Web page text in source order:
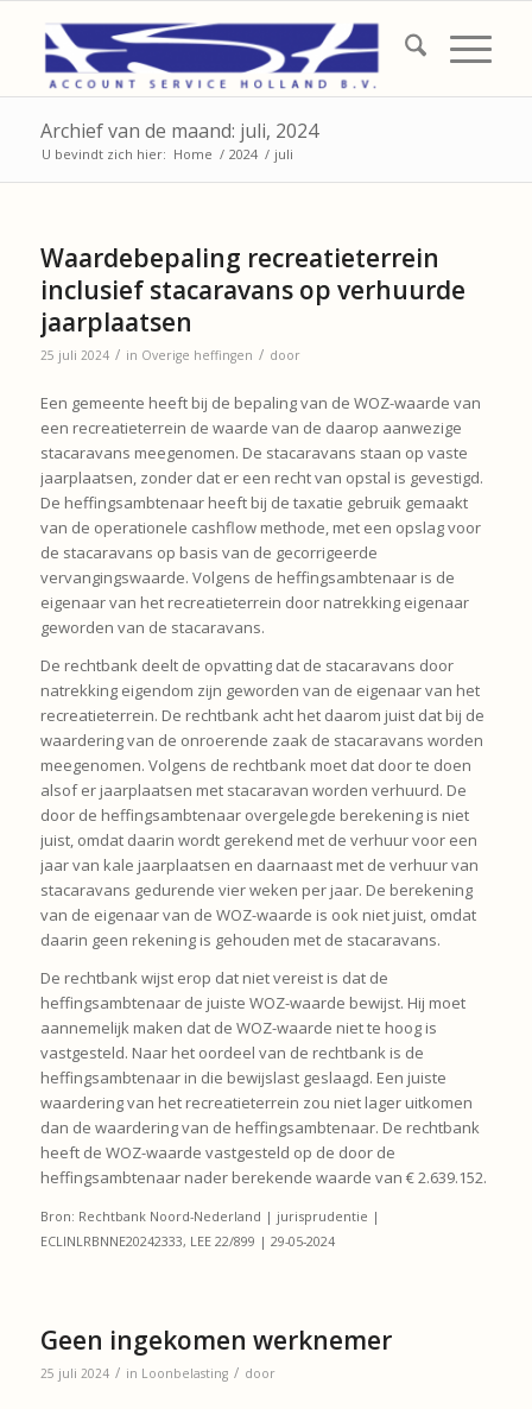
Archief van de maand: juli, 2024
U bevindt zich hier: Home / 2024 / juli
Waardebepaling recreatieterrein
inclusief stacaravans op verhuurde
jaarplaatsen
25 juli 2024 / in Overige heffingen / door
Een gemeente heeft bij de bepaling van de WOZ-waarde van
een recreatieterrein de waarde van de daarop aanwezige
stacaravans meegenomen. De stacaravans staan op vaste
jaarplaatsen, zonder dat er een recht van opstal is gevestigd.
De heffingsambtenaar heeft bij de taxatie gebruik gemaakt
van de operationele cashflow methode, met een opslag voor
de stacaravans op basis van de gecorrigeerde
vervangingswaarde. Volgens de heffingsambtenaar is de
eigenaar van het recreatieterrein door natrekking eigenaar
geworden van de stacaravans.
De rechtbank deelt de opvatting dat de stacaravans door
natrekking eigendom zijn geworden van de eigenaar van het
recreatieterrein. De rechtbank acht het daarom juist dat bij de
waardering van de onroerende zaak de stacaravans worden
meegenomen. Volgens de rechtbank moet dat door te doen
alsof er jaarplaatsen met stacaravan worden verhuurd. De
door de heffingsambtenaar overgelegde berekening is niet
juist, omdat daarin wordt gerekend met de verhuur voor een
jaar van kale jaarplaatsen en daarnaast met de verhuur van
stacaravans gedurende vier weken per jaar. De berekening
van de eigenaar van de WOZ-waarde is ook niet juist, omdat
daarin geen rekening is gehouden met de stacaravans.
De rechtbank wijst erop dat niet vereist is dat de
heffingsambtenaar de juiste WOZ-waarde bewijst. Hij moet
aannemelijk maken dat de WOZ-waarde niet te hoog is
vastgesteld. Naar het oordeel van de rechtbank is de
heffingsambtenaar in die bewijslast geslaagd. Een juiste
waardering van het recreatieterrein zou niet lager uitkomen
dan de waardering van de heffingsambtenaar. De rechtbank
heeft de WOZ-waarde vastgesteld op de door de
heffingsambtenaar nader berekende waarde van € 2.639.152.
Bron: Rechtbank Noord-Nederland | jurisprudentie |
ECLINLRBNNE20242333, LEE 22/899 | 29-05-2024
Geen ingekomen werknemer
25 juli 2024 / in Loonbelasting / door